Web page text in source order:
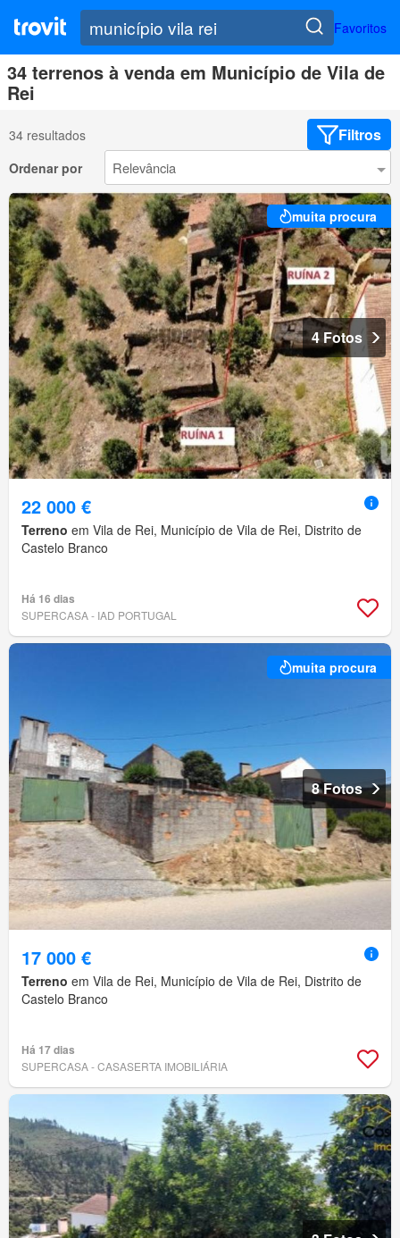
Favoritos
34 terrenos à venda em Município de Vila de
Rei
34 resultados Filtros
Ordenar por
muita procura
4 Fotos
22 000 €
Terreno em Vila de Rei, Município de Vila de Rei, Distrito de
Castelo Branco
Há 16 dias
SUPERCASA - IAD PORTUGAL
muita procura
8 Fotos
17 000 €
Terreno em Vila de Rei, Município de Vila de Rei, Distrito de
Castelo Branco
Há 17 dias
SUPERCASA - CASASERTA IMOBILIÁRIA